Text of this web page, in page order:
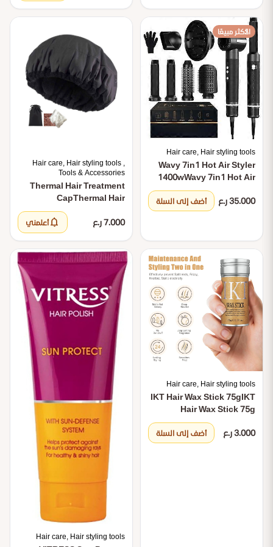
الأكثر مبيعًا
Hair care, Hair styling tools
Wavy 7in1 Hot Air Styler
1400wWavy 7in1 Hot Air
Styler 1400w
35.000 ر.ع
أضف إلى السلة
Hair care, Hair styling tools ,
Tools & Accessories
Thermal Hair Treatment
CapThermal Hair
7.000 ر.ع
notificationsأعلمني
Hair care, Hair styling tools
IKT Hair Wax Stick 75gIKT
Hair Wax Stick 75g
3.000 ر.ع أضف إلى السلة
Hair care, Hair styling tools